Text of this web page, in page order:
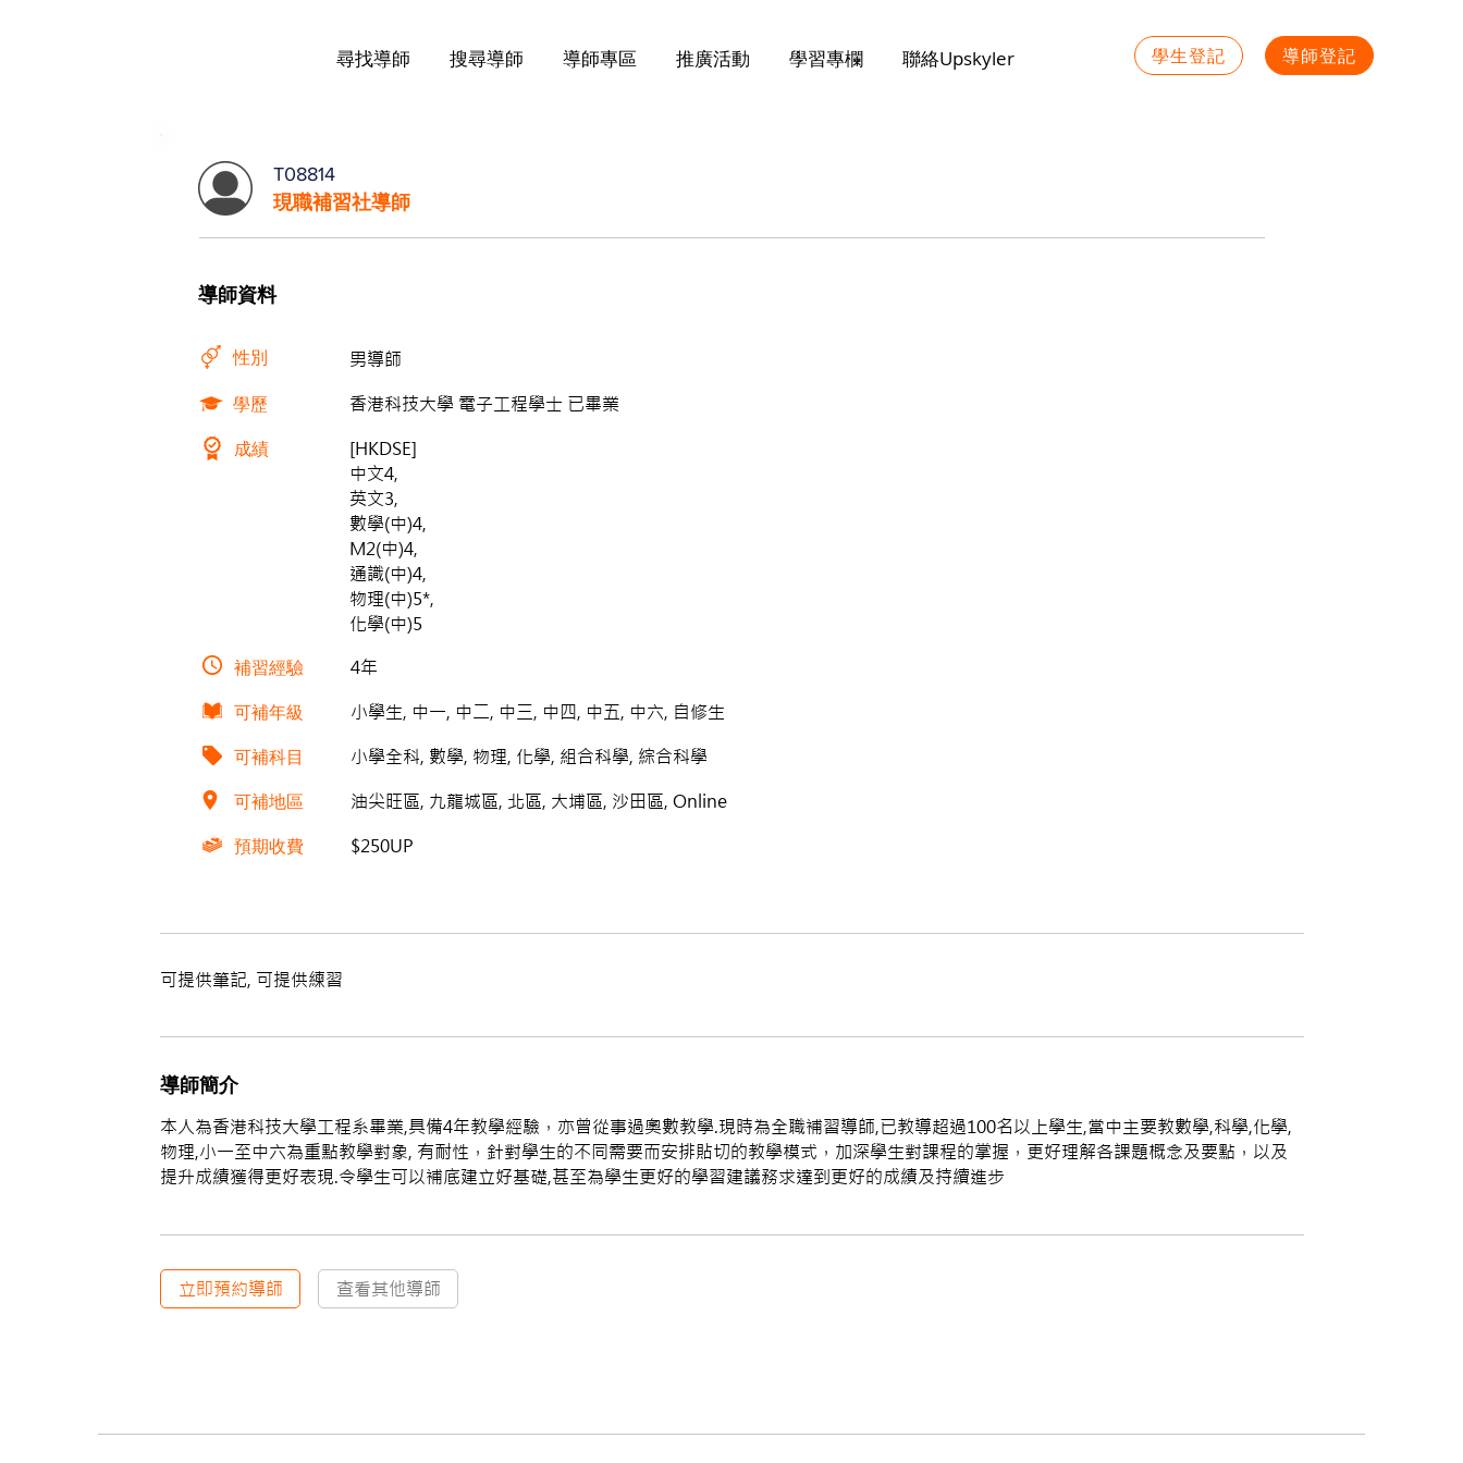
尋找導師 搜尋導師 導師專區 推廣活動 學習專欄 聯絡Upskyler 學生登記 導師登記
T08814
現職補習社導師
導師資料
性別 男導師
學歷 香港科技大學 電子工程學士 已畢業
成績
[HKDSE]
中文4,
英文3,
數學(中)4,
M2(中)4,
通識(中)4,
物理(中)5*,
化學(中)5
補習經驗 4年
可補年級 小學生, 中一, 中二, 中三, 中四, 中五, 中六, 自修生
可補科目 小學全科, 數學, 物理, 化學, 組合科學, 綜合科學
可補地區 油尖旺區, 九龍城區, 北區, 大埔區, 沙田區, Online
預期收費 $250UP
可提供筆記, 可提供練習
導師簡介
本人為香港科技大學工程系畢業,具備4年教學經驗，亦曾從事過奧數教學.現時為全職補習導師,已教導超過100名以上學生,當中主要教數學,科學,化學,
物理,小一至中六為重點教學對象, 有耐性，針對學生的不同需要而安排貼切的教學模式，加深學生對課程的掌握，更好理解各課題概念及要點，以及
提升成績獲得更好表現.令學生可以補底建立好基礎,甚至為學生更好的學習建議務求達到更好的成績及持續進步
立即預約導師 查看其他導師